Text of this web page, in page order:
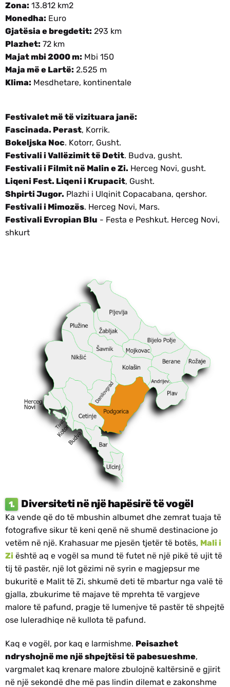
Zona: 13.812 km2
Monedha: Euro
Gjatësia e bregdetit: 293 km
Plazhet: 72 km
Majat mbi 2000 m: Mbi 150
Maja më e Lartë: 2.525 m
Klima: Mesdhetare, kontinentale
Festivalet më të vizituara janë:
Fascinada. Perast, Korrik.
Bokeljska Noc. Kotorr, Gusht.
Festivali i Vallëzimit të Detit. Budva, gusht.
Festivali i Filmit në Malin e Zi. Herceg Novi, gusht.
Liqeni Fest. Liqeni i Krupacit, Gusht.
Shpirti Jugor. Plazhi i Ulqinit Copacabana, qershor.
Festivali i Mimozës. Herceg Novi, Mars.
Festivali Evropian Blu - Festa e Peshkut. Herceg Novi,
shkurt
1. Diversiteti në një hapësirë të vogël
Ka vende që do të mbushin albumet dhe zemrat tuaja të
fotografive sikur të keni qenë në shumë destinacione jo
vetëm në një. Krahasuar me pjesën tjetër të botës, Mali i
Zi është aq e vogël sa mund të futet në një pikë të ujit të
tij të pastër, një lot gëzimi në syrin e magjepsur me
bukuritë e Malit të Zi, shkumë deti të mbartur nga valë të
gjalla, zbukurime të majave të mprehta të vargjeve
malore të pafund, pragje të lumenjve të pastër të shpejtë
ose luleradhiqe në kullota të pafund.
Kaq e vogël, por kaq e larmishme. Peisazhet
ndryshojnë me një shpejtësi të pabesueshme,
vargmalet kaq krenare malore zbulojnë kaltërsinë e gjirit
në një sekondë dhe më pas lindin dilemat e zakonshme